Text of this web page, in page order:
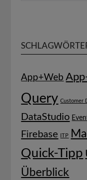
App+Web
Query Customer
DataStudio
Firebase
ITP
Quick-Tipp
Überblick